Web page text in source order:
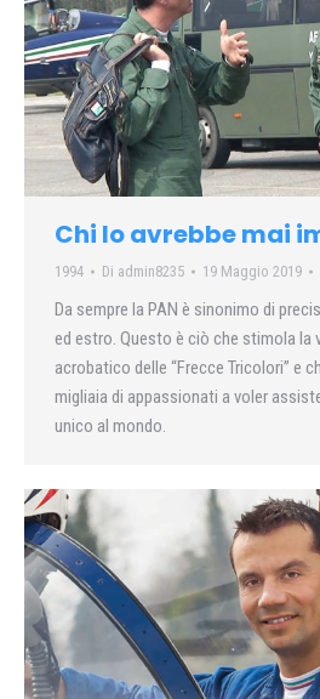
Chi Io avrebbe mai
1994 Di admin8235 19 Maggio 2019
Da sempre la PAN è sinonimo di
ed estro. Questo è ciò che stimola la
acrobatico delle “Frecce Tricolori” e
migliaia di appassionati a voler
unico al mondo.